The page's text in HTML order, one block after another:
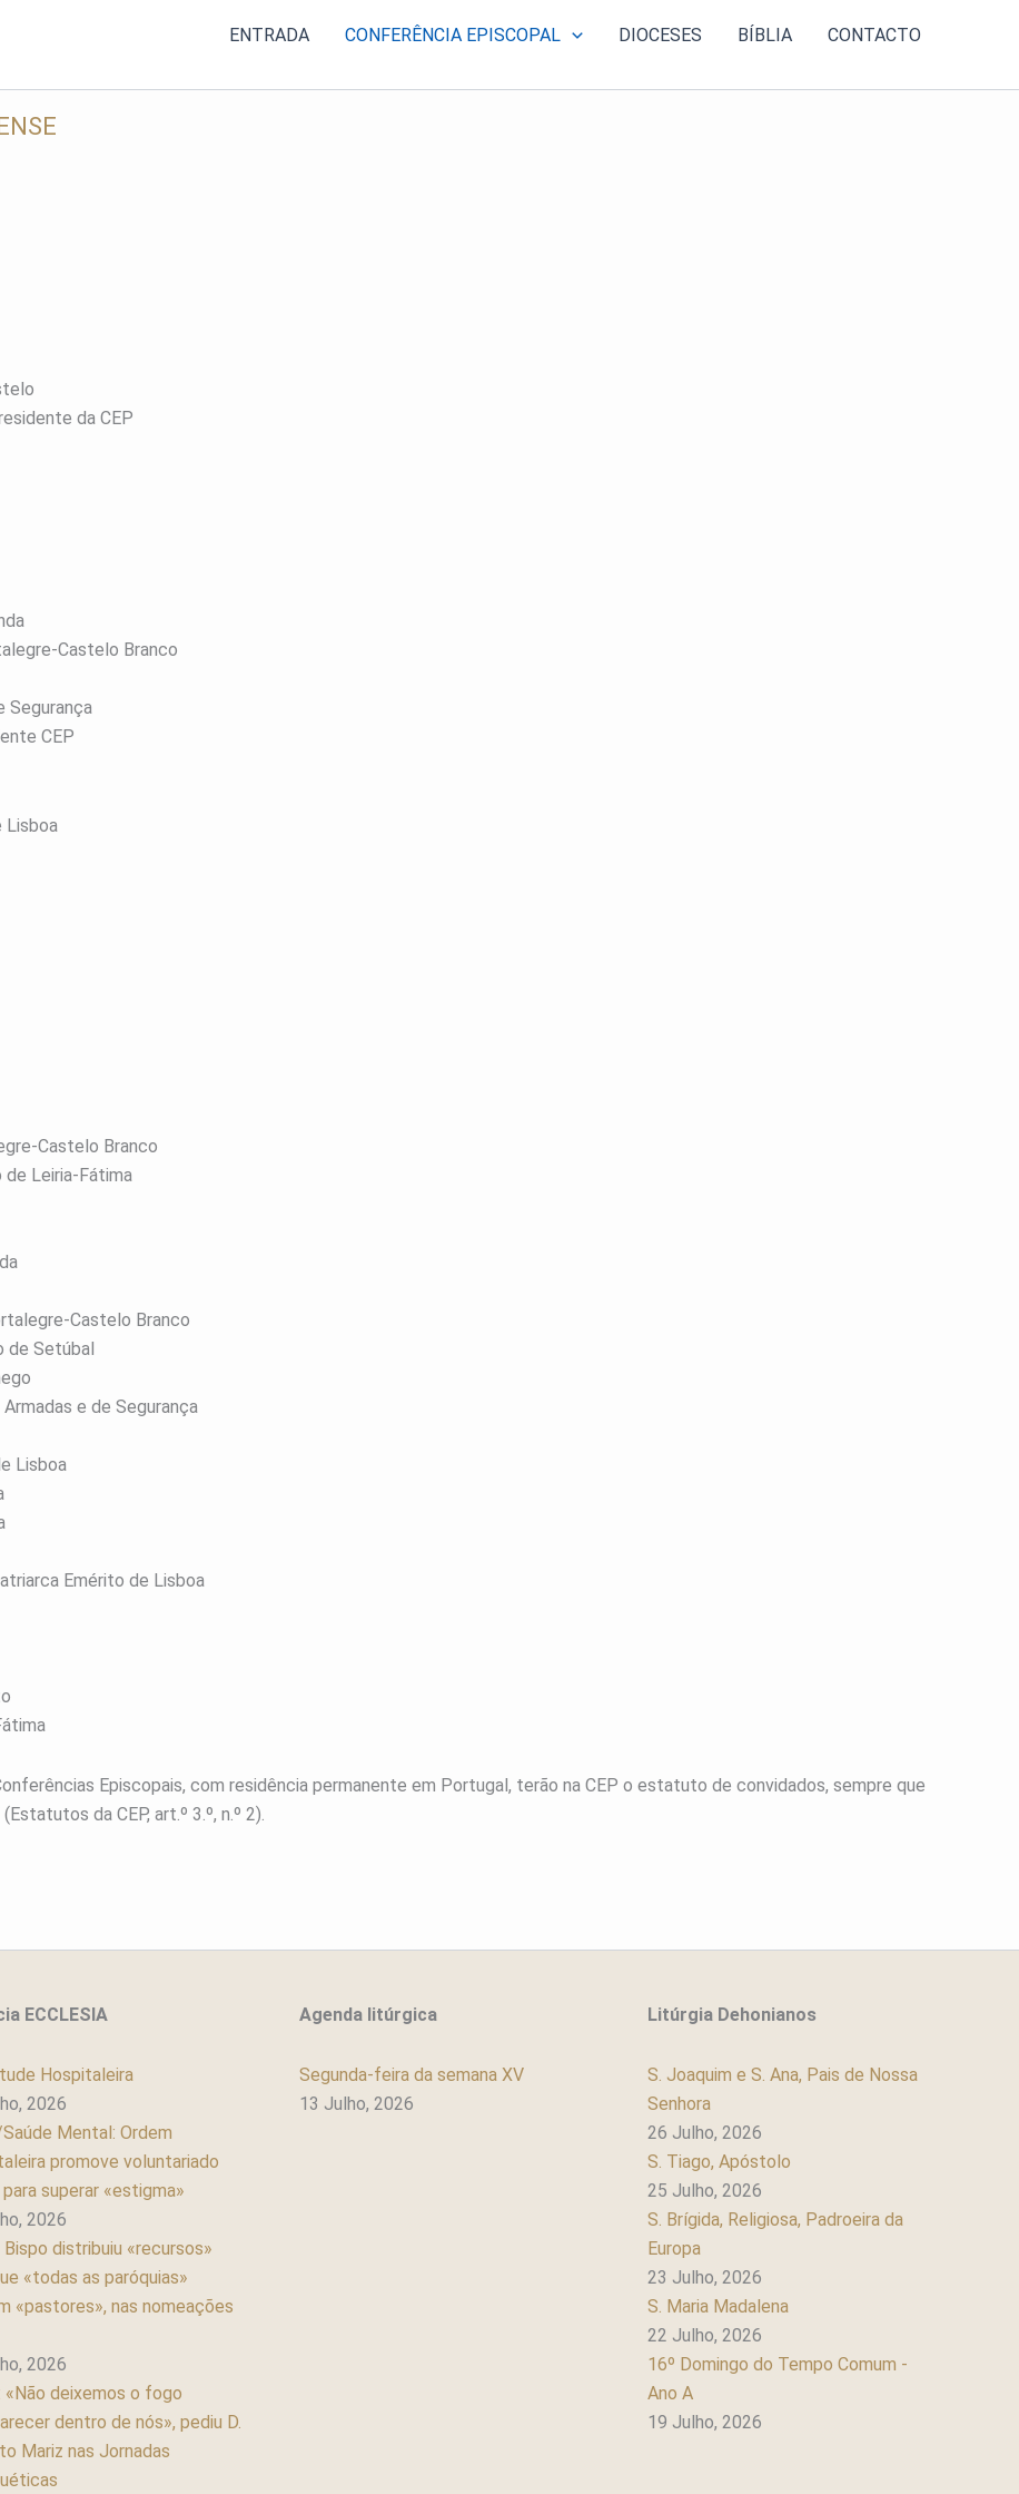
ENTRADA CONFERÊNCIA EPISCOPAL DIOCESES BÍBLIA CONTACTO
da CEP
Castelo Branco
Segurança
CEP
Lisboa
Castelo Branco
de Leiria-Fátima
Castelo Branco
de Setúbal
e de Segurança
Lisboa
Emérito de Lisboa
Episcopais, com residência permanente em Portugal, terão na CEP o estatuto de convidados, sempre que
da CEP, art.º 3.º, n.º 2).
ECCLESIA
Hospitaleira
2026
Mental: Ordem
promove voluntariado
superar «estigma»
2026
Bispo distribuiu «recursos»
«todas as paróquias»
«pastores», nas nomeações
2026
«Não deixemos o fogo
dentro de nós», pediu D.
Mariz nas Jornadas
Agenda litúrgica
Segunda-feira da semana XV
13 Julho, 2026
Litúrgia Dehonianos
S. Joaquim e S. Ana, Pais de Nossa
Senhora
26 Julho, 2026
S. Tiago, Apóstolo
25 Julho, 2026
S. Brígida, Religiosa, Padroeira da
Europa
23 Julho, 2026
S. Maria Madalena
22 Julho, 2026
16º Domingo do Tempo Comum -
Ano A
19 Julho, 2026